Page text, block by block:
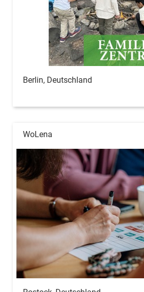
Berlin, Deutschland
WoLena